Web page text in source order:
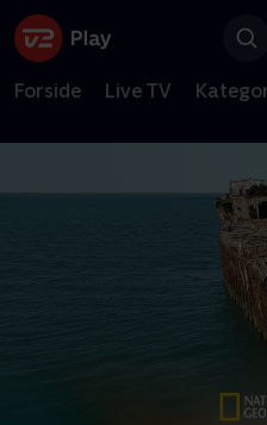
Forside Live TV